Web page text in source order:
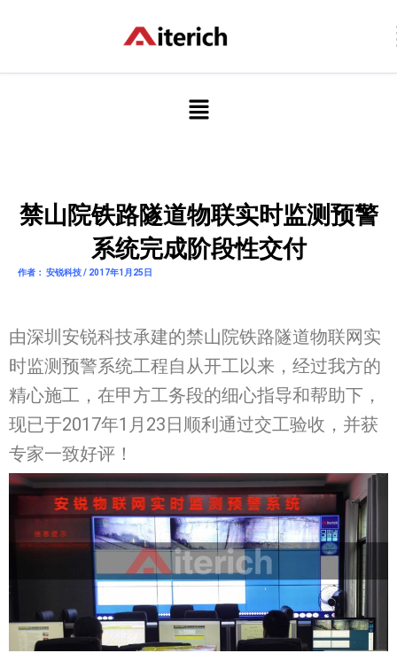
容
菜
单
禁山院铁路隧道物联实时监测预警
系统完成阶段性交付
作者： 安锐科技 / 2017年1月25日
由深圳安锐科技承建的禁山院铁路隧道物联网实
时监测预警系统工程自从开工以来，经过我方的
精心施工，在甲方工务段的细心指导和帮助下，
现已于2017年1月23日顺利通过交工验收，并获
专家一致好评！